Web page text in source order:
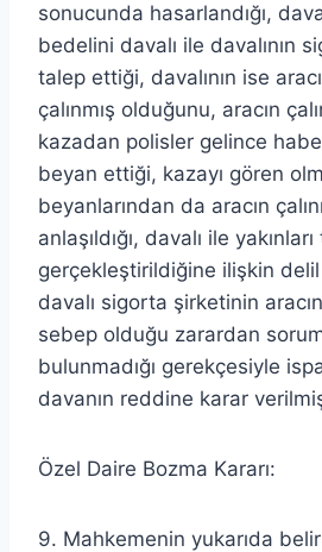
sonucunda hasarlandığı,
bedelini davalı ile davalının
talep ettiği, davalının ise
çalınmış olduğunu, aracın
kazadan polisler gelince
beyan ettiği, kazayı gören
beyanlarından da aracın
anlaşıldığı, davalı ile
gerçekleştirildiğine ilişkin delil
davalı sigorta şirketinin
sebep olduğu zarardan
bulunmadığı gerekçesiyle
davanın reddine karar
Özel Daire Bozma Kararı:
9. Mahkemenin yukarıda